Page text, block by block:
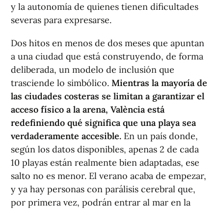
y la autonomía de quienes tienen dificultades
severas para expresarse.
Dos hitos en menos de dos meses que apuntan
a una ciudad que está construyendo, de forma
deliberada, un modelo de inclusión que
trasciende lo simbólico. Mientras la mayoría de
las ciudades costeras se limitan a garantizar el
acceso físico a la arena, València está
redefiniendo qué significa que una playa sea
verdaderamente accesible. En un país donde,
según los datos disponibles, apenas 2 de cada
10 playas están realmente bien adaptadas, ese
salto no es menor. El verano acaba de empezar,
y ya hay personas con parálisis cerebral que,
por primera vez, podrán entrar al mar en la